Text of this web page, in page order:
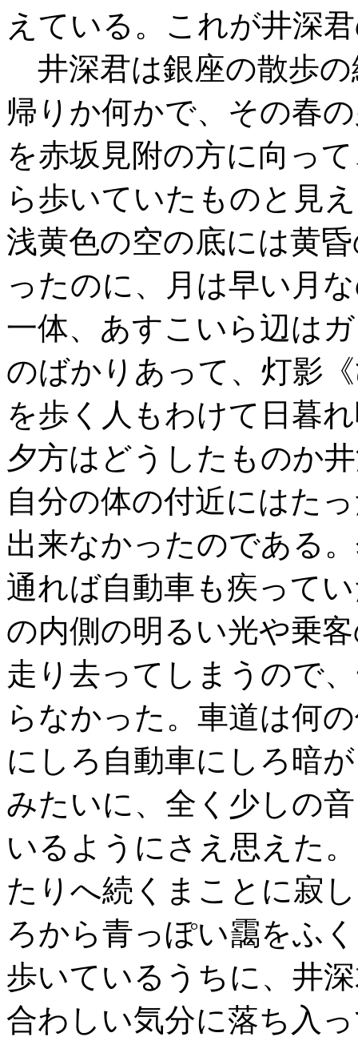
えている。これが井深
井深君は銀座の散歩
帰りか何かで、その春
を赤坂見附の方に向っ
ら歩いていたものと見
浅黄色の空の底には黄
ったのに、月は早い月
一体、あすこいら辺は
のばかりあって、灯影
を歩く人もわけて日暮
夕方はどうしたものか
自分の体の付近にはた
出来なかったのである
通れば自動車も疾って
の内側の明るい光や乗
走り去ってしまうので
らなかった。車道は何
にしろ自動車にしろ暗
みたいに、全く少しの
いるようにさえ思えた
たりへ続くまことに寂
ろから青っぽい靄をふ
歩いているうちに、井
合わしい気分に落ち入